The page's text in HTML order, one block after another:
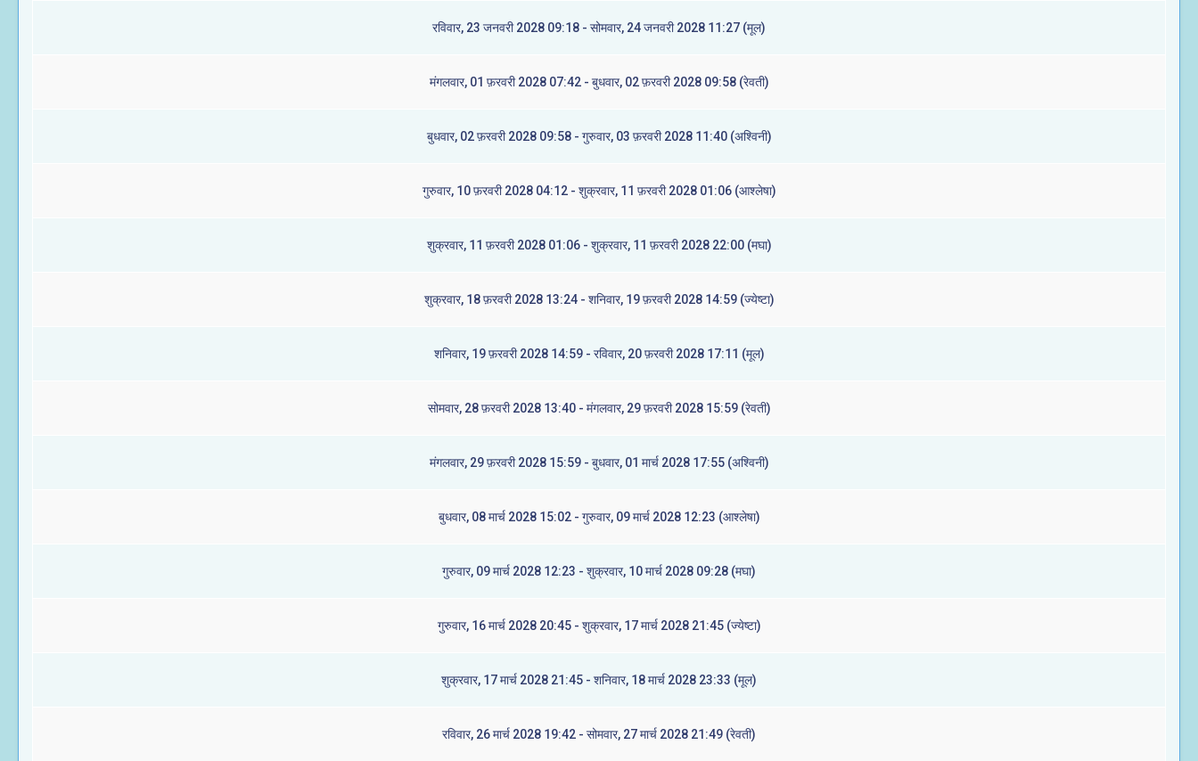
रविवार, 23 जनवरी 2028 09:18 - सोमवार, 24 जनवरी 2028 11:27 (मूल)
मंगलवार, 01 फ़रवरी 2028 07:42 - बुधवार, 02 फ़रवरी 2028 09:58 (रेवती)
बुधवार, 02 फ़रवरी 2028 09:58 - गुरुवार, 03 फ़रवरी 2028 11:40 (अश्विनी)
गुरुवार, 10 फ़रवरी 2028 04:12 - शुक्रवार, 11 फ़रवरी 2028 01:06 (आश्लेषा)
शुक्रवार, 11 फ़रवरी 2028 01:06 - शुक्रवार, 11 फ़रवरी 2028 22:00 (मघा)
शुक्रवार, 18 फ़रवरी 2028 13:24 - शनिवार, 19 फ़रवरी 2028 14:59 (ज्येष्टा)
शनिवार, 19 फ़रवरी 2028 14:59 - रविवार, 20 फ़रवरी 2028 17:11 (मूल)
सोमवार, 28 फ़रवरी 2028 13:40 - मंगलवार, 29 फ़रवरी 2028 15:59 (रेवती)
मंगलवार, 29 फ़रवरी 2028 15:59 - बुधवार, 01 मार्च 2028 17:55 (अश्विनी)
बुधवार, 08 मार्च 2028 15:02 - गुरुवार, 09 मार्च 2028 12:23 (आश्लेषा)
गुरुवार, 09 मार्च 2028 12:23 - शुक्रवार, 10 मार्च 2028 09:28 (मघा)
गुरुवार, 16 मार्च 2028 20:45 - शुक्रवार, 17 मार्च 2028 21:45 (ज्येष्टा)
शुक्रवार, 17 मार्च 2028 21:45 - शनिवार, 18 मार्च 2028 23:33 (मूल)
रविवार, 26 मार्च 2028 19:42 - सोमवार, 27 मार्च 2028 21:49 (रेवती)